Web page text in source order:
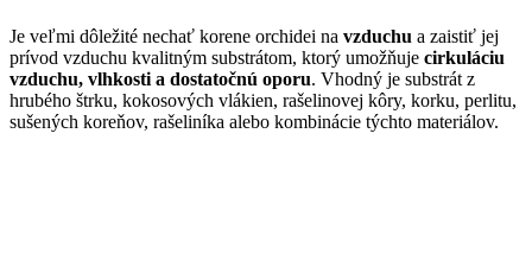
Je veľmi dôležité nechať korene orchidei na vzduchu a zaistiť jej
prívod vzduchu kvalitným substrátom, ktorý umožňuje cirkuláciu
vzduchu, vlhkosti a dostatočnú oporu. Vhodný je substrát z
hrubého štrku, kokosových vlákien, rašelinovej kôry, korku, perlitu,
sušených koreňov, rašeliníka alebo kombinácie týchto materiálov.